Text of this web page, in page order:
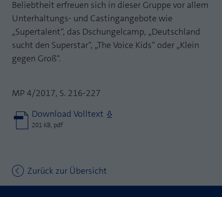
Beliebtheit erfreuen sich in dieser Gruppe vor allem
Unterhaltungs- und Castingangebote wie
„Supertalent“, das Dschungelcamp, „Deutschland
sucht den Superstar“, „The Voice Kids“ oder „Klein
gegen Groß“.
MP 4/2017, S. 216-227
Download Volltext
201 KB, pdf
Zurück zur Übersicht